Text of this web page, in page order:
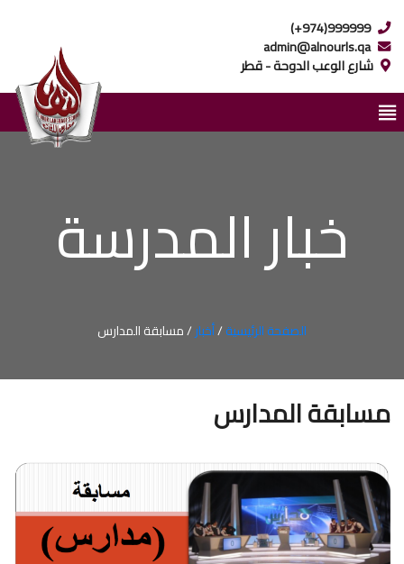
(+974)999999
admin@alnourls.qa
خبار المدرسة
الصفحة الرئيسية/أخبار/ مسابقة المدارس
مسابقة المدارس